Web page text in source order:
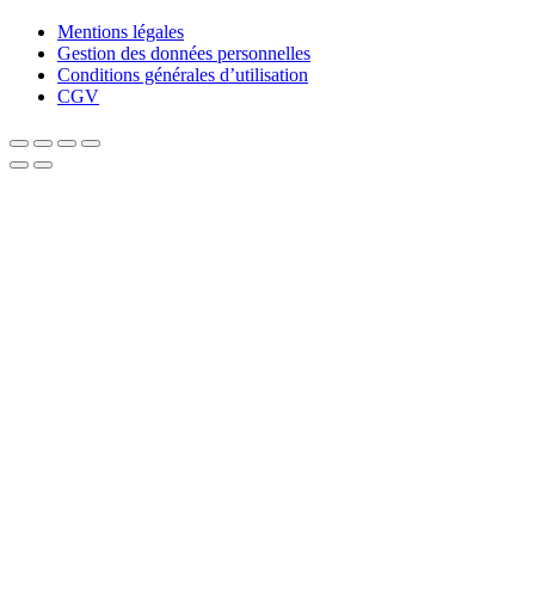
Mentions légales
Gestion des données personnelles
Conditions générales d’utilisation
CGV